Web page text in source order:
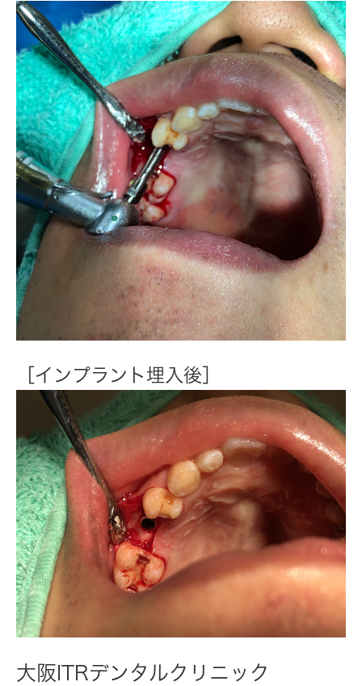
［インプラント埋入後］
大阪ITRデンタルクリニック